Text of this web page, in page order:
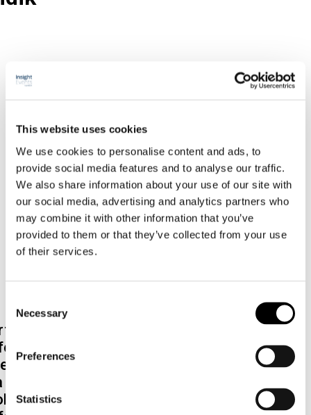
This website uses cookies
We use cookies to personalise content and ads, to
provide social media features and to analyse our traffic.
We also share information about your use of our site with
our social media, advertising and analytics partners who
may combine it with other information that you’ve
provided to them or that they’ve collected from your use
of their services.
Selection
Necessary
Preferences
Statistics
är det dags för den efterlängtade
– den självklara
för dig som är verksam inom eller
psykiatrin. På plats i Stockholm den 6-7
tar vi del av ett fullspäckat